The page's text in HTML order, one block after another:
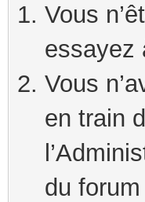
Vous
essayez
Vous
en train
du